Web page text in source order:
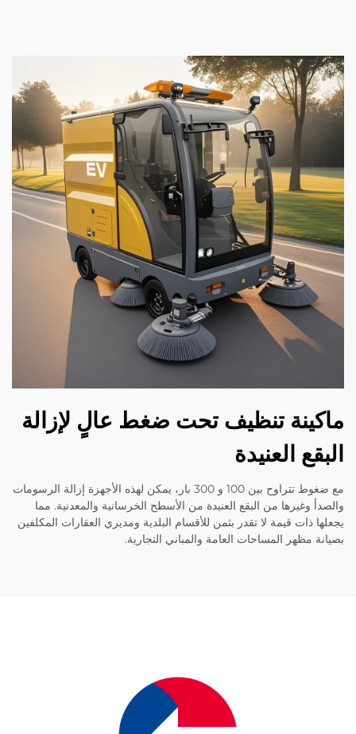
تنظيف تحت ضغط عالٍ لإزالة
العنيدة
مع ضغوط تتراوح بين 100 و 300 بار، يمكن لهذه الأجهزة إزالة الرسومات
وغيرها من البقع العنيدة من الأسطح الخرسانية والمعدنية. مما
ذات قيمة لا تقدر بثمن للأقسام البلدية ومديري العقارات المكلفين
مظهر المساحات العامة والمباني التجارية.